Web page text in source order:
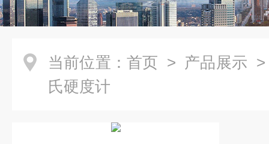
当前位置： 首页 > 产品展示
氏硬度计